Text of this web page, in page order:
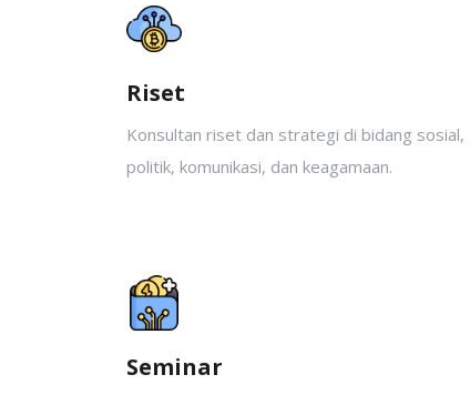
Riset
Konsultan riset dan strategi di bidang sosial,
politik, komunikasi, dan keagamaan.
Seminar